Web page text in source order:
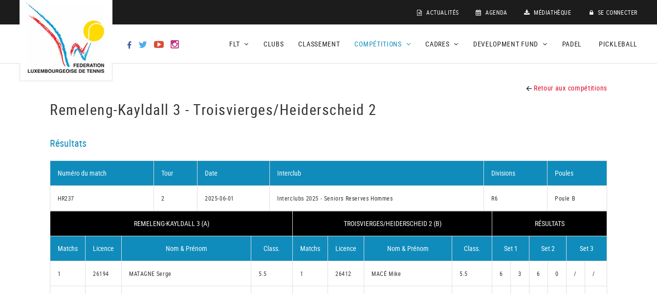
ACTUALITÉS AGENDA MÉDIATHÈQUE SE CONNECTER
FLT CLUBS CLASSEMENT COMPÉTITIONS CADRES DEVELOPMENT FUND PADEL PICKLEBALL
Retour aux compétitions
Remeleng-Kayldall 3 - Troisvierges/Heiderscheid 2
Résultats
Numéro du match Tour Date Interclub Divisions Poules
HR237 2 2025-06-01 Interclubs 2025 - Seniors Reserves Hommes R6 Poule B
REMELENG-KAYLDALL 3 (A) TROISVIERGES/HEIDERSCHEID 2 (B) RÉSULTATS
Matchs Licence Nom & Prénom Class. Matchs Licence Nom & Prénom Class. Set 1 Set 2 Set 3
1 26194 MATAGNE Serge 5.5 1 26412 MACÉ Mike 5.5 6 3 6 0 / /